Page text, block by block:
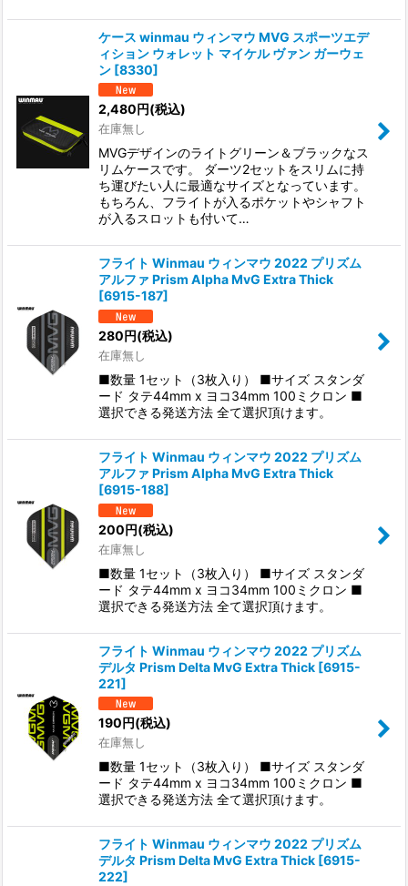
ケース winmau ウィンマウ MVG スポーツエデ
ィション ウォレット マイケル ヴァン ガーウェ
ン [8330]
2,480円(税込)
在庫無し
MVGデザインのライトグリーン＆ブラックなス
リムケースです。 ダーツ2セットをスリムに持
ち運びたい人に最適なサイズとなっています。
もちろん、フライトが入るポケットやシャフト
が入るスロットも付いて…
フライト Winmau ウィンマウ 2022 プリズム
アルファ Prism Alpha MvG Extra Thick
[6915-187]
280円(税込)
在庫無し
■数量 1セット（3枚入り） ■サイズ スタンダ
ード タテ44mm x ヨコ34mm 100ミクロン ■
選択できる発送方法 全て選択頂けます。
フライト Winmau ウィンマウ 2022 プリズム
アルファ Prism Alpha MvG Extra Thick
[6915-188]
200円(税込)
在庫無し
■数量 1セット（3枚入り） ■サイズ スタンダ
ード タテ44mm x ヨコ34mm 100ミクロン ■
選択できる発送方法 全て選択頂けます。
フライト Winmau ウィンマウ 2022 プリズム
デルタ Prism Delta MvG Extra Thick [6915-
221]
190円(税込)
在庫無し
■数量 1セット（3枚入り） ■サイズ スタンダ
ード タテ44mm x ヨコ34mm 100ミクロン ■
選択できる発送方法 全て選択頂けます。
フライト Winmau ウィンマウ 2022 プリズム
デルタ Prism Delta MvG Extra Thick [6915-
222]